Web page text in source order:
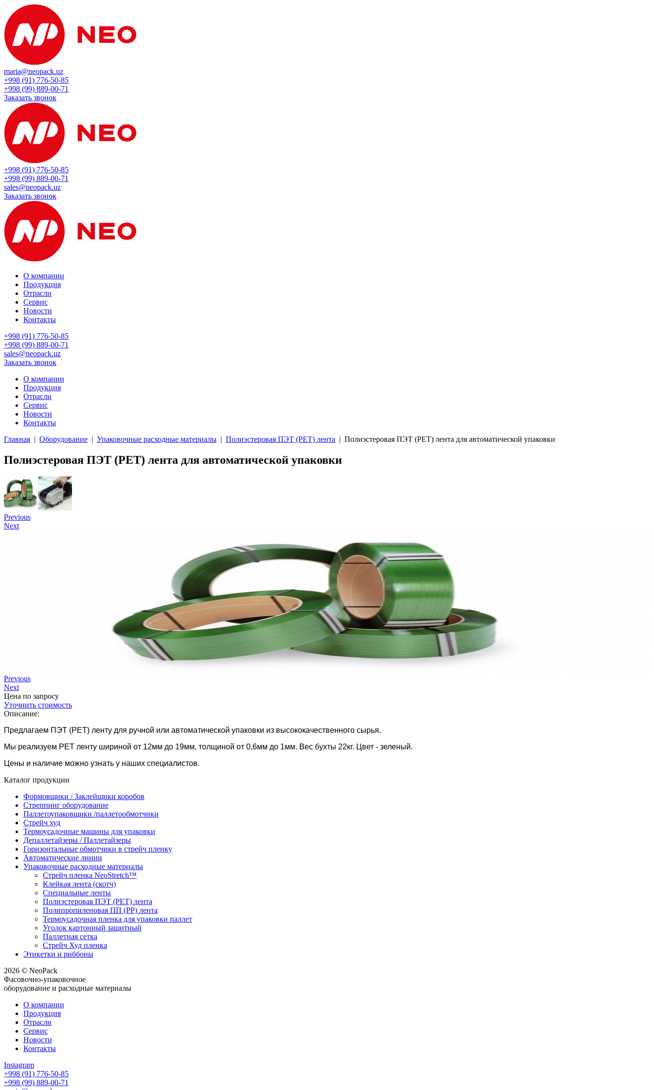
maria@neopack.uz
+998 (91) 776-50-85
+998 (99) 889-00-71
Заказать звонок
+998 (91) 776-50-85
+998 (99) 889-00-71
sales@neopack.uz
Заказать звонок
О компании
Продукция
Отрасли
Сервис
Новости
Контакты
+998 (91) 776-50-85
+998 (99) 889-00-71
sales@neopack.uz
Заказать звонок
О компании
Продукция
Отрасли
Сервис
Новости
Контакты
Главная | Оборудование | Упаковочные расходные материалы | Полиэстеровая ПЭТ (PET) лента | Полиэстеровая ПЭТ (PET) лента для автоматической упаковки
Полиэстеровая ПЭТ (PET) лента для автоматической упаковки
Previous
Next
Previous
Next
Цена по запросу
Уточнить стоимость
Описание:
Предлагаем ПЭТ (PET) ленту для ручной или автоматической упаковки из высококачественного сырья.
Мы реализуем PET ленту шириной от 12мм до 19мм, толщиной от 0,6мм до 1мм. Вес бухты 22кг. Цвет - зеленый.
Цены и наличие можно узнать у наших специалистов.
Каталог продукции
Формовщики / Заклейщики коробов
Стреппинг оборудование
Паллетоупаковщики /паллетообмотчики
Стрейч худ
Термоусадочные машины для упаковки
Депаллетайзеры / Паллетайзеры
Горизонтальные обмотчики в стрейч пленку
Автоматические линии
Упаковочные расходные материалы
Стрейч пленка NeoStretch™
Клейкая лента (скотч)
Специальные ленты
Полиэстеровая ПЭТ (PET) лента
Полипропиленовая ПП (PP) лента
Термоусадочная пленка для упаковки паллет
Уголок картонный защитный
Паллетная сетка
Стрейч Худ пленка
Этикетки и риббоны
2026 © NeoPack
Фасовочно-упаковочное
оборудование и расходные материалы
О компании
Продукция
Отрасли
Сервис
Новости
Контакты
Instagram
+998 (91) 776-50-85
+998 (99) 889-00-71